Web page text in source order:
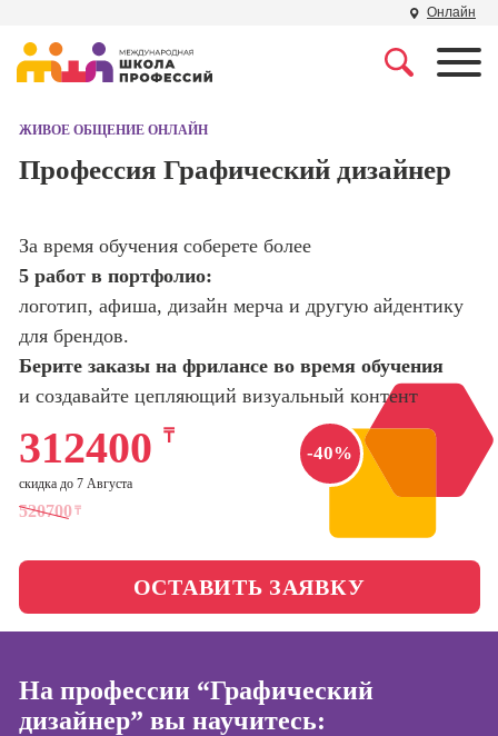
Онлайн
Школа дизайна
программирования
Школа психологии
Школа актерского
мастерства
Школа бизнеса и
управления
Специалист по
поисковой
Профессия
маркетолог
Профессия
Менеджер по
маркетингу в
социальных
сетях (SMM-
Специалист по
таргетингу
Курсы
ЖИВОЕ ОБЩЕНИЕ ОНЛАЙН
Профессия Графический дизайнер
За время обучения соберете более
5 работ в портфолио:
логотип, афиша, дизайн мерча и другую айдентику
для брендов.
Берите заказы на фрилансе во время обучения
и создавайте цепляющий визуальный контент
-40%
520700 ₸
312400 ₸
скидка до 7 Августа
ОСТАВИТЬ ЗАЯВКУ
На профессии “Графический
дизайнер” вы научитесь: